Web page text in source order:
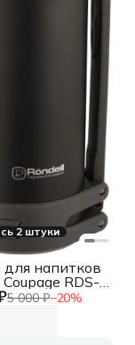
2 штуки
5 000 ₽−20%
для напитков
RDS-
черный